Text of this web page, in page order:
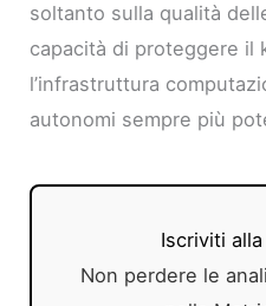
soltanto sulla qualità
capacità di proteggere il
l’infrastruttura
autonomi sempre più
Iscriviti
Non perdere le